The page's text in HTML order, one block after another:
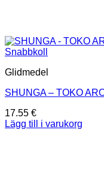
Snabbkoll
Glidmedel
SHUNGA – TOKO
17.55 €
Lägg till i varukorg